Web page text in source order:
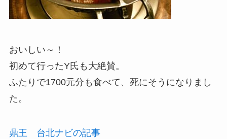
おいしい～！
初めて行ったY氏も大絶賛。
ふたりで1700元分も食べて、死にそうになりまし
た。
鼎王 台北ナビの記事